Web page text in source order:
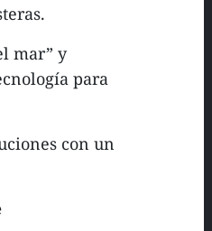
mar” y
para
con un